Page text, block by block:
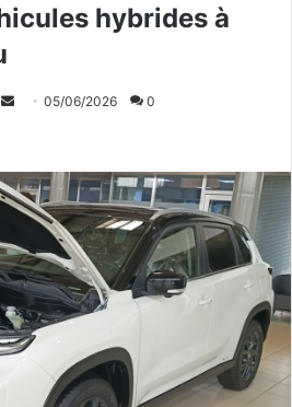
hybrides à
o
y
r
u
n
c
05/06/2026 0